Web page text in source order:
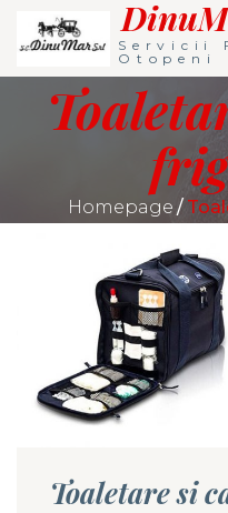
Servicii
Otopeni
Homepage
Toaletare si